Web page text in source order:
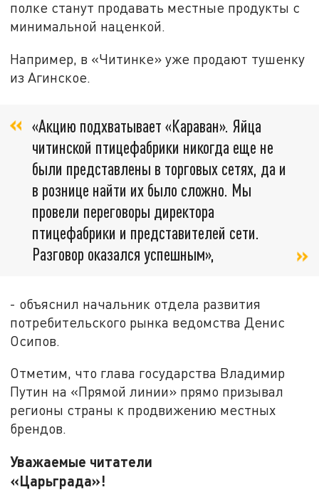
полке станут продавать местные продукты с
минимальной наценкой.
Например, в «Читинке» уже продают тушенку
из Агинское.
«Акцию подхватывает «Караван». Яйца
читинской птицефабрики никогда еще не
были представлены в торговых сетях, да и
в рознице найти их было сложно. Мы
провели переговоры директора
птицефабрики и представителей сети.
Разговор оказался успешным»,
- объяснил начальник отдела развития
потребительского рынка ведомства Денис
Осипов.
Отметим, что глава государства Владимир
Путин на «Прямой линии» прямо призывал
регионы страны к продвижению местных
брендов.
Уважаемые читатели
«Царьграда»!